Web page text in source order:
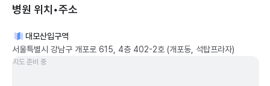
병원 위치•주소
대모산입구역
서울특별시 강남구 개포로 615, 4층 402-2호 (개포동, 석탑프라자)
지도 준비 중